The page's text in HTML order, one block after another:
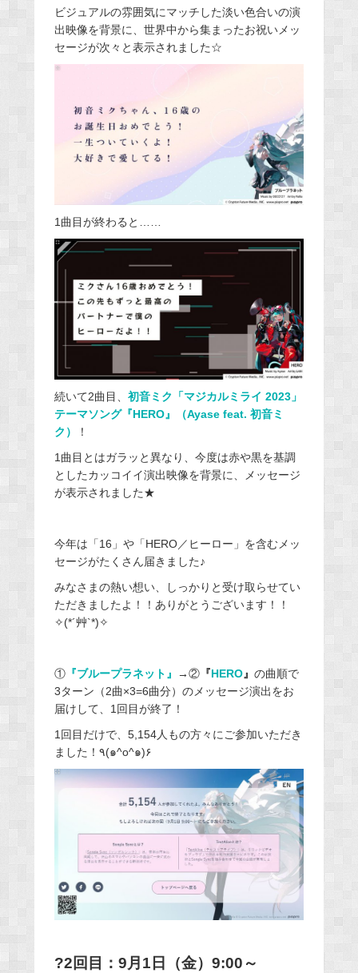
ビジュアルの雰囲気にマッチした淡い色合いの演
出映像を背景に、世界中から集まったお祝いメッ
セージが次々と表示されました☆
1曲目が終わると……
続いて2曲目、 初音ミク「マジカルミライ 2023」
テーマソング『HERO』（Ayase feat. 初音ミ
ク）
！
1曲目とはガラッと異なり、今度は赤や黒を基調
としたカッコイイ演出映像を背景に、メッセージ
が表示されました★
今年は「16」や「HERO／ヒーロー」を含むメッ
セージがたくさん届きました♪
みなさまの熱い想い、しっかりと受け取らせてい
ただきましたよ！！ありがとうございます！！
✧(*´艸`*)✧
①『ブループラネット』 →②『HERO』 の曲順で
3ターン（2曲×3=6曲分）のメッセージ演出をお
届けして、1回目が終了！
1回目だけで、5,154人もの方々にご参加いただき
ました！٩(๑^o^๑)۶
?2回目：9月1日（金）9:00～